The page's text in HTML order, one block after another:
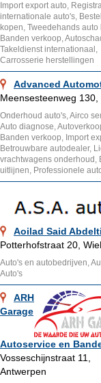
Import export auto,
internationale auto's,
kopen, Tweedehands auto
Banden verkoop,
Takeldienst internationaal,
Carrosserie herstellingen
Advanced
Meensesteenweg 130,
Onderhoud auto's, Airco
Auto diagnose,
Banden verkoop, Import
Betrouwbare autodealer,
vrachtwagens onderhoud,
uitlijnen, Professionele
Aoilad Said
Potterhofstraat 20,
Auto's en autobedrijven,
Auto's
ARH
Garage
Autoservice en
Vosseschijnstraat 11,
Antwerpen